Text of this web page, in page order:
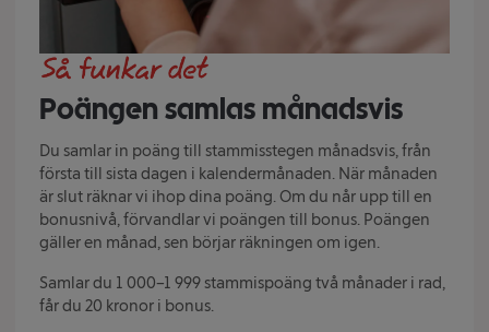
Poängen samlas månadsvis
Du samlar in poäng till stammisstegen månadsvis, från
första till sista dagen i kalendermånaden. När månaden
är slut räknar vi ihop dina poäng. Om du når upp till en
bonusnivå, förvandlar vi poängen till bonus. Poängen
gäller en månad, sen börjar räkningen om igen.
Samlar du 1 000–1 999 stammispoäng två månader i rad,
får du 20 kronor i bonus.